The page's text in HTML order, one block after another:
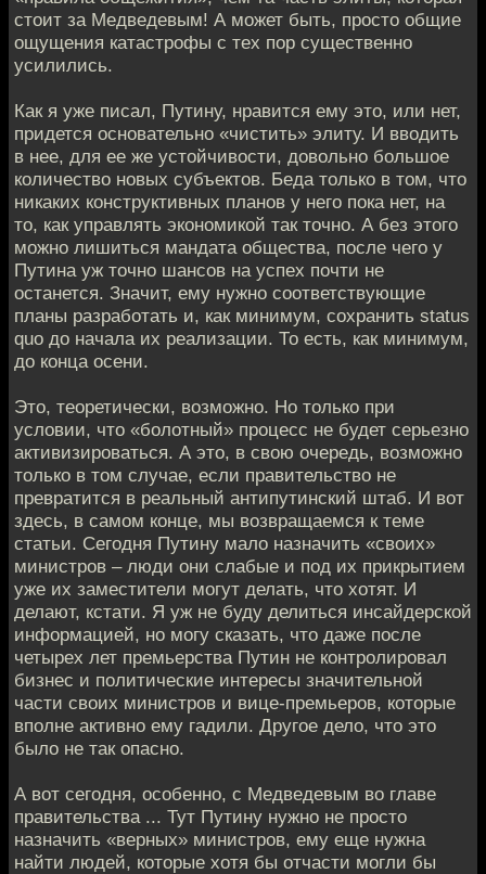
стоит за Медведевым! А может быть, просто общие
ощущения катастрофы с тех пор существенно
усилились.
Как я уже писал, Путину, нравится ему это, или нет,
придется основательно «чистить» элиту. И вводить
в нее, для ее же устойчивости, довольно большое
количество новых субъектов. Беда только в том, что
никаких конструктивных планов у него пока нет, на
то, как управлять экономикой так точно. А без этого
можно лишиться мандата общества, после чего у
Путина уж точно шансов на успех почти не
останется. Значит, ему нужно соответствующие
планы разработать и, как минимум, сохранить status
quo до начала их реализации. То есть, как минимум,
до конца осени.
Это, теоретически, возможно. Но только при
условии, что «болотный» процесс не будет серьезно
активизироваться. А это, в свою очередь, возможно
только в том случае, если правительство не
превратится в реальный антипутинский штаб. И вот
здесь, в самом конце, мы возвращаемся к теме
статьи. Сегодня Путину мало назначить «своих»
министров – люди они слабые и под их прикрытием
уже их заместители могут делать, что хотят. И
делают, кстати. Я уж не буду делиться инсайдерской
информацией, но могу сказать, что даже после
четырех лет премьерства Путин не контролировал
бизнес и политические интересы значительной
части своих министров и вице-премьеров, которые
вполне активно ему гадили. Другое дело, что это
было не так опасно.
А вот сегодня, особенно, с Медведевым во главе
правительства ... Тут Путину нужно не просто
назначить «верных» министров, ему еще нужна
найти людей, которые хотя бы отчасти могли бы